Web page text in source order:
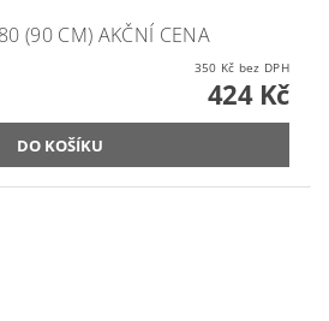
(90 CM) AKČNÍ CENA
350 Kč bez DPH
424 Kč